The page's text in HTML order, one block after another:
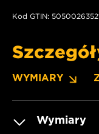
Kod GTIN:
WYMIARY
Wymiary